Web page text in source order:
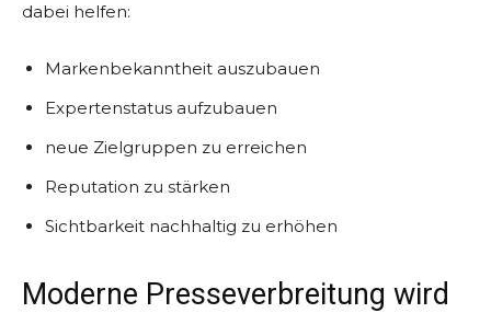
dabei helfen:
Markenbekanntheit auszubauen
Expertenstatus aufzubauen
neue Zielgruppen zu erreichen
Reputation zu stärken
Sichtbarkeit nachhaltig zu erhöhen
Moderne Presseverbreitung wird